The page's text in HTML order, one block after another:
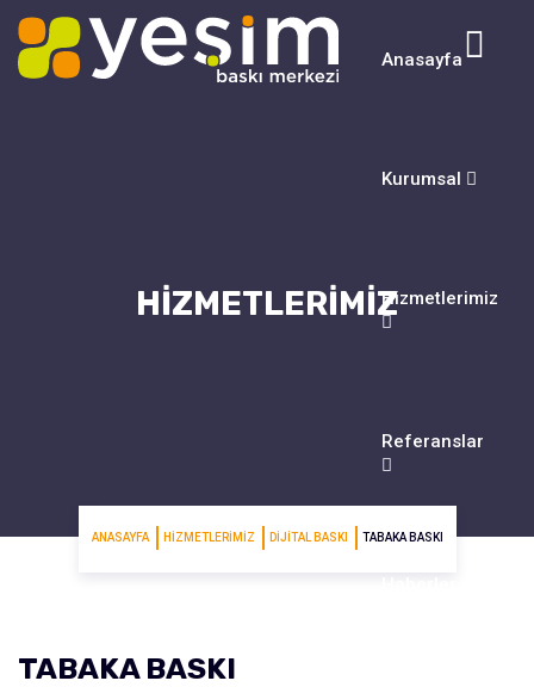
Anasayfa
Kurumsal
Hizmetlerimiz
Referanslar
HIZMETLERIMIZ
ANASAYFA HIZMETLERIMIZ DIJITAL BASKI TABAKA BASKI
TABAKA BASKI